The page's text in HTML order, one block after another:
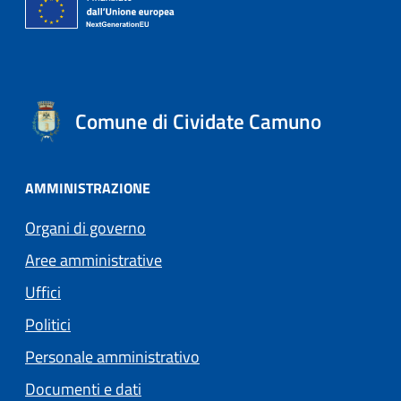
Comune di Cividate Camuno
AMMINISTRAZIONE
Organi di governo
Aree amministrative
Uffici
Politici
Personale amministrativo
Documenti e dati